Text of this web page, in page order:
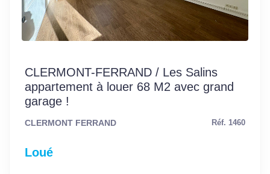
CLERMONT-FERRAND / Les Salins
appartement à louer 68 M2 avec grand
garage !
CLERMONT FERRAND Réf. 1460
Loué